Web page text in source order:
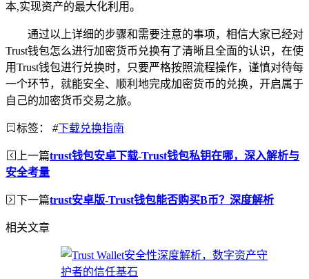
本,实现资产的最大化利用。
通过以上详细的步骤和需要注意的事项，相信大家已经对
Trust钱包怎么进行加密货币兑换有了清晰且全面的认识，在使
用Trust钱包进行兑换时，只要严格按照流程操作，谨慎对待每
一个环节，就能安全、顺利地完成加密货币的兑换，开启属于
自己的加密货币交易之旅。
标签： #下载兑换指南
上一篇trust钱包安卓下载-Trust钱包私钥在哪，深入解析与
安全考量
下一篇trust安卓版-Trust钱包能否购买B币？深度解析
相关文章